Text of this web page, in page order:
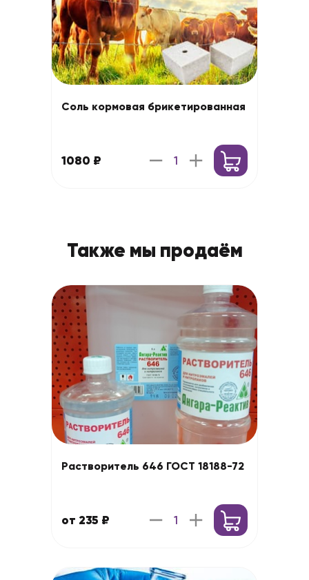
Соль кормовая брикетированная
1080 ₽
Также мы продаём
Растворитель 646 ГОСТ 18188-72
от 235 ₽